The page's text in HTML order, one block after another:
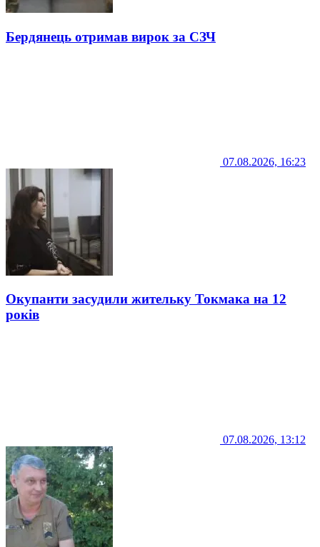
Бердянець отримав вирок за СЗЧ
07.08.2026, 16:23
Окупанти засудили жительку Токмака на 12
років
07.08.2026, 13:12